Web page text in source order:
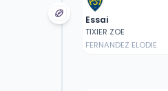
Essai
TIXIER ZOE
FERNANDEZ ELODIE